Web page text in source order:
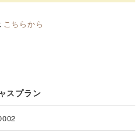
こちらから
スプラン